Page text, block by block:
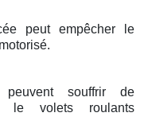
peut empêcher le
peuvent souffrir de
le volets roulants